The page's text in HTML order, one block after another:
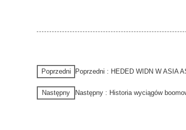
Poprzedni Poprzedni : HEDED WIDN W ASIA
Następny Następny : Historia wyciągów